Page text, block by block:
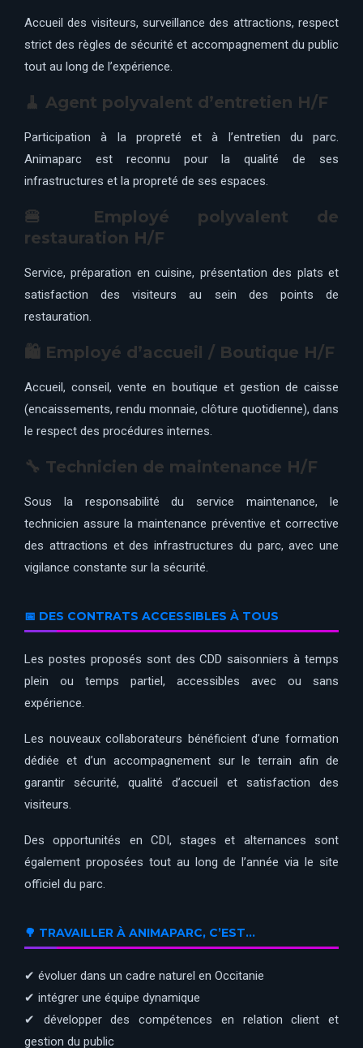
Accueil des visiteurs, surveillance des attractions, respect
strict des règles de sécurité et accompagnement du public
tout au long de l’expérience.
🧹 Agent polyvalent d’entretien H/F
Participation à la propreté et à l’entretien du parc.
Animaparc est reconnu pour la qualité de ses
infrastructures et la propreté de ses espaces.
🍔 Employé polyvalent de
restauration H/F
Service, préparation en cuisine, présentation des plats et
satisfaction des visiteurs au sein des points de
restauration.
🛍 Employé d’accueil / Boutique H/F
Accueil, conseil, vente en boutique et gestion de caisse
(encaissements, rendu monnaie, clôture quotidienne), dans
le respect des procédures internes.
🔧 Technicien de maintenance H/F
Sous la responsabilité du service maintenance, le
technicien assure la maintenance préventive et corrective
des attractions et des infrastructures du parc, avec une
vigilance constante sur la sécurité.
📅 DES CONTRATS ACCESSIBLES À TOUS
Les postes proposés sont des CDD saisonniers à temps
plein ou temps partiel, accessibles avec ou sans
expérience.
Les nouveaux collaborateurs bénéficient d’une formation
dédiée et d’un accompagnement sur le terrain afin de
garantir sécurité, qualité d’accueil et satisfaction des
visiteurs.
Des opportunités en CDI, stages et alternances sont
également proposées tout au long de l’année via le site
officiel du parc.
🌳 TRAVAILLER À ANIMAPARC, C’EST…
✔ évoluer dans un cadre naturel en Occitanie
✔ intégrer une équipe dynamique
✔ développer des compétences en relation client et
gestion du public